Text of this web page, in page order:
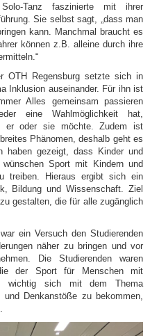
Tanz faszinierte mit ihrer
Sie selbst sagt, „dass man
kann. Manchmal braucht es
können z.B. alleine durch ihre
OTH Regensburg setzte sich in
Inklusion auseinander. Für ihn ist
Alles gemeinsam passieren
eine Wahlmöglichkeit hat,
er oder sie möchte. Zudem ist
Phänomen, deshalb geht es
haben gezeigt, dass Kinder und
Sport mit Kindern und
treiben. Hieraus ergibt sich ein
Bildung und Wissenschaft. Ziel
gestalten, die für alle zugänglich
ein Versuch den Studierenden
näher zu bringen und vor
Die Studierenden waren
der Sport für Menschen mit
wichtig sich mit dem Thema
Denkanstöße zu bekommen,